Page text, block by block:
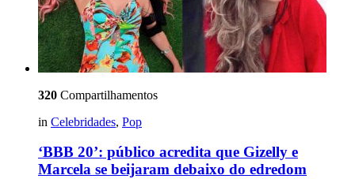
320 Compartilhamentos
in Celebridades, Pop
‘BBB 20’: público acredita que Gizelly e
Marcela se beijaram debaixo do edredom